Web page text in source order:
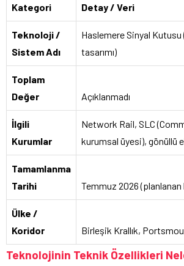
Kategori Detay / Veri
Teknoloji /
Sistem Adı
Haslemere Sinyal Kutusu
tasarımı)
Toplam
Değer
Açıklanmadı
İlgili
Kurumlar
Network Rail, SLC
kurumsal üyesi), gönüllü
Tamamlanma
Tarihi
Temmuz 2026 (planlanan
Ülke /
Koridor
Birleşik Krallık,
Teknolojinin Teknik Özellikleri